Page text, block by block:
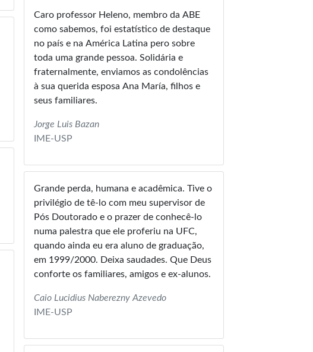
Caro professor Heleno, membro da ABE
como sabemos, foi estatístico de destaque
no país e na América Latina pero sobre
toda uma grande pessoa. Solidária e
fraternalmente, enviamos as condolências
à sua querida esposa Ana María, filhos e
seus familiares.
Jorge Luis Bazan
IME-USP
Grande perda, humana e acadêmica. Tive o
privilégio de tê-lo com meu supervisor de
Pós Doutorado e o prazer de conhecê-lo
numa palestra que ele proferiu na UFC,
quando ainda eu era aluno de graduação,
em 1999/2000. Deixa saudades. Que Deus
conforte os familiares, amigos e ex-alunos.
Caio Lucidius Naberezny Azevedo
IME-USP